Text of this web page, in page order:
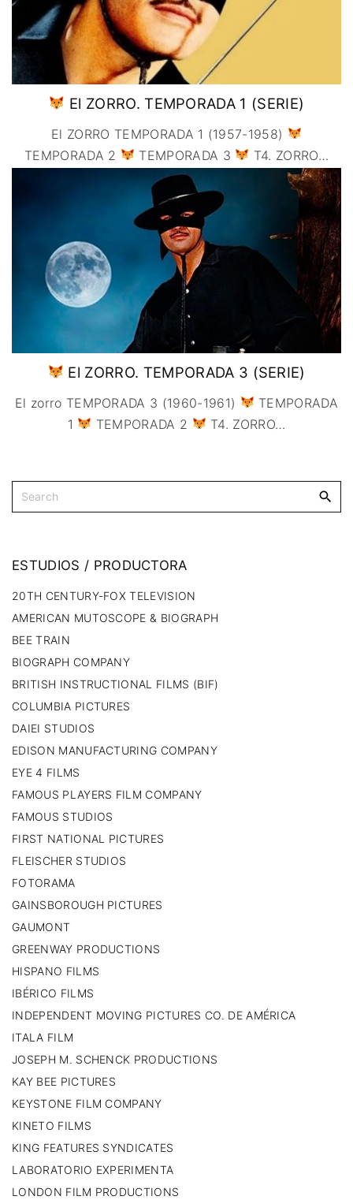
El ZORRO. TEMPORADA 1 (SERIE)
El ZORRO TEMPORADA 1 (1957-1958)
TEMPORADA 2
TEMPORADA 3 T4. ZORRO…
El ZORRO. TEMPORADA 3 (SERIE)
El zorro TEMPORADA 3 (1960-1961)
TEMPORADA
1
TEMPORADA 2 T4. ZORRO…
ESTUDIOS / PRODUCTORA
20TH CENTURY-FOX TELEVISION
AMERICAN MUTOSCOPE & BIOGRAPH
BEE TRAIN
BIOGRAPH COMPANY
BRITISH INSTRUCTIONAL FILMS (BIF)
COLUMBIA PICTURES
DAIEI STUDIOS
EDISON MANUFACTURING COMPANY
EYE 4 FILMS
FAMOUS PLAYERS FILM COMPANY
FAMOUS STUDIOS
FIRST NATIONAL PICTURES
FLEISCHER STUDIOS
FOTORAMA
GAINSBOROUGH PICTURES
GAUMONT
GREENWAY PRODUCTIONS
HISPANO FILMS
IBÉRICO FILMS
INDEPENDENT MOVING PICTURES CO. DE AMÉRICA
ITALA FILM
JOSEPH M. SCHENCK PRODUCTIONS
KAY BEE PICTURES
KEYSTONE FILM COMPANY
KINETO FILMS
KING FEATURES SYNDICATES
LABORATORIO EXPERIMENTA
LONDON FILM PRODUCTIONS